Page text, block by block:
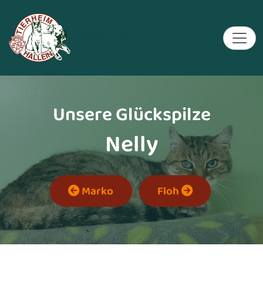
Unsere Glückspilze
Nelly
Marko Floh